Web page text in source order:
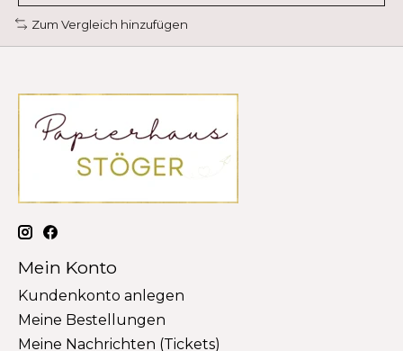
Zum Vergleich hinzufügen
Mein Konto
Kundenkonto anlegen
Meine Bestellungen
Meine Nachrichten (Tickets)